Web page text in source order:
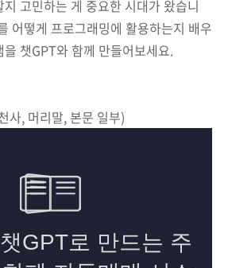
고민하는 게 중요한 시대가 왔습니
어떻게 프로그래밍에 활용하는지 배우
챗GPT와 함께 만들어보세요.
사, 머리말, 본문 일부)